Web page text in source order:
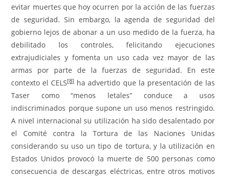
evitar muertes que hoy ocurren por la acción de las fuerzas
de seguridad. Sin embargo, la agenda de seguridad del
gobierno lejos de abonar a un uso medido de la fuerza, ha
debilitado los controles, felicitando ejecuciones
extrajudiciales y fomenta un uso cada vez mayor de las
armas por parte de la fuerzas de seguridad. En este
contexto el CELS[8]ha advertido que la presentación de las
Taser como “menos letales” conduce a usos
indiscriminados porque supone un uso menos restringido.
A nivel internacional su utilización ha sido desalentado por
el Comité contra la Tortura de las Naciones Unidas
considerando su uso un tipo de tortura, y la utilización en
Estados Unidos provocó la muerte de 500 personas como
consecuencia de descargas eléctricas, entre otros motivos